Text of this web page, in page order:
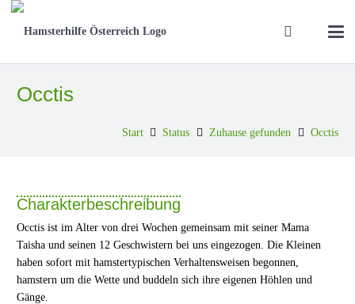
Occtis
Start Status Zuhause gefunden Occtis
Charakterbeschreibung
Occtis ist im Alter von drei Wochen gemeinsam mit seiner Mama
Taisha und seinen 12 Geschwistern bei uns eingezogen. Die Kleinen
haben sofort mit hamstertypischen Verhaltensweisen begonnen,
hamstern um die Wette und buddeln sich ihre eigenen Höhlen und
Gänge.